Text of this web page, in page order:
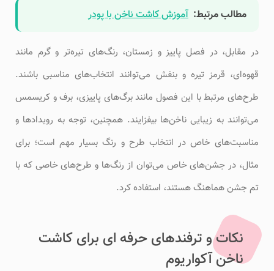
مطالب مرتبط: آموزش کاشت ناخن با پودر
در مقابل، در فصل پاییز و زمستان، رنگ‌های تیره‌تر و گرم مانند
قهوه‌ای، قرمز تیره و بنفش می‌توانند انتخاب‌های مناسبی باشند.
طرح‌های مرتبط با این فصول مانند برگ‌های پاییزی، برف و کریسمس
می‌توانند به زیبایی ناخن‌ها بیفزایند. همچنین، توجه به رویدادها و
مناسبت‌های خاص در انتخاب طرح و رنگ بسیار مهم است؛ برای
مثال، در جشن‌های خاص می‌توان از رنگ‌ها و طرح‌های خاصی که با
تم جشن هماهنگ هستند، استفاده کرد.
نکات و ترفندهای حرفه ای برای کاشت
ناخن آکواریوم